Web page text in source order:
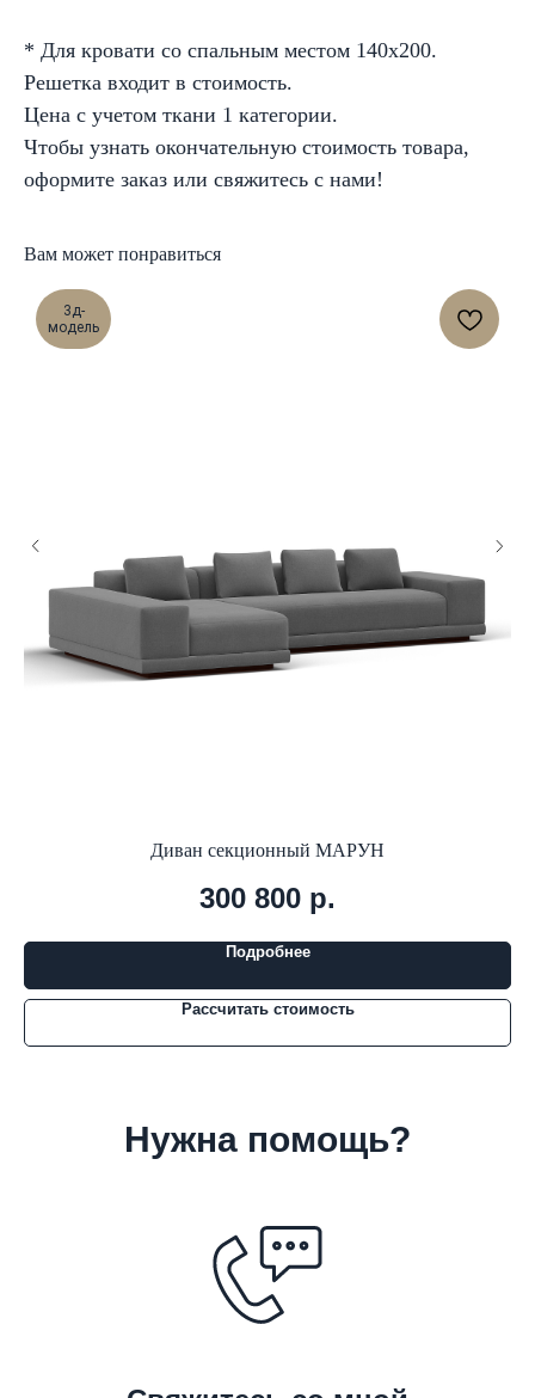
* Для кровати со спальным местом 140х200.
Решетка входит в стоимость.
Цена с учетом ткани 1 категории.
Чтобы узнать окончательную стоимость товара,
оформите заказ или свяжитесь с нами!
Вам может понравиться
3д-
модель
Диван секционный МАРУН
300 800 р.
Подробнее
Рассчитать стоимость
Нужна помощь?